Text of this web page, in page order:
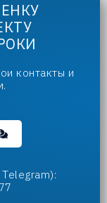
контакты и